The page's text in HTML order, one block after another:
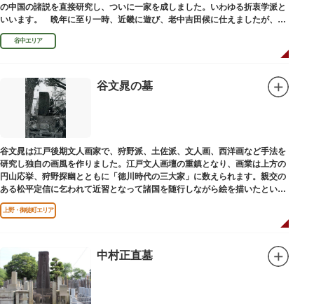
の中国の諸説を直接研究し、ついに一家を成しました。いわゆる折衷学派と
いいます。 晩年に至り一時、近畿に遊び、老中吉田候に仕えましたが、前
田家に賓使としてまぬかれ、三百石を給せられました。
谷中エリア
谷文晁の墓
谷文晁は江戸後期文人画家で、狩野派、土佐派、文人画、西洋画など手法を
研究し独自の画風を作りました。江戸文人画壇の重鎮となり、画業は上方の
円山応挙、狩野探幽とともに「徳川時代の三大家」に数えられます。親交の
ある松平定信に乞われて近習となって諸国を随行しながら絵を描いたといわ
れています。お墓は源空寺（げんくうじ）にあります。
上野・御徒町エリア
中村正直墓